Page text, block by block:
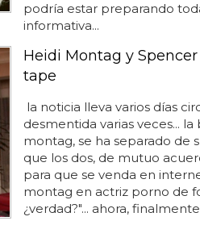
podría estar preparando
informativa...
Heidi Montag y
tape
la noticia lleva varios días
desmentida varias veces... la
montag, se ha separado de
que los dos, de mutuo
para que se venda en
montag en actriz porno de
¿verdad?"... ahora,